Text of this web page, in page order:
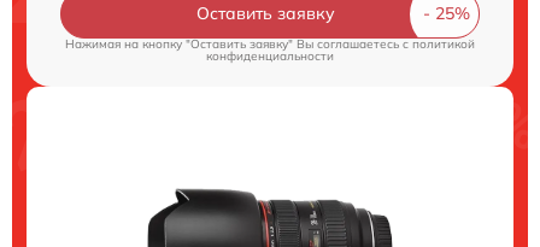
Оставить заявку
Нажимая на кнопку "Оставить заявку" Вы соглашаетесь cполитикой
конфиденциальности